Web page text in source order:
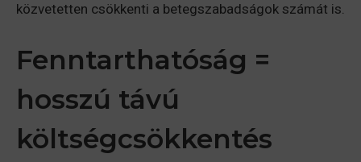
közvetetten csökkenti a betegszabadságok számát is.
Fenntarthatóság =
hosszú távú
költségcsökkentés